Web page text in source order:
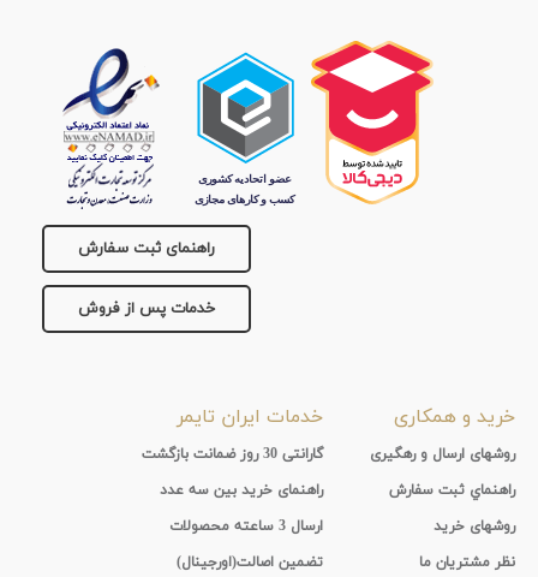
راهنمای ثبت سفارش
خدمات پس از فروش
خرید و همکاری
روشهای ارسال و رهگیری
راهنماي ثبت سفارش
روشهای خرید
نظر مشتریان ما
خدمات ایران تایمر
گارانتی 30 روز ضمانت بازگشت
راهنمای خرید بین سه عدد
ارسال 3 ساعته محصولات
تضمین اصالت(اورجینال)